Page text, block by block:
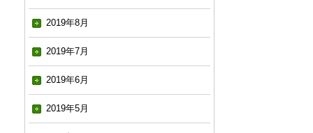
2019年8月
2019年7月
2019年6月
2019年5月